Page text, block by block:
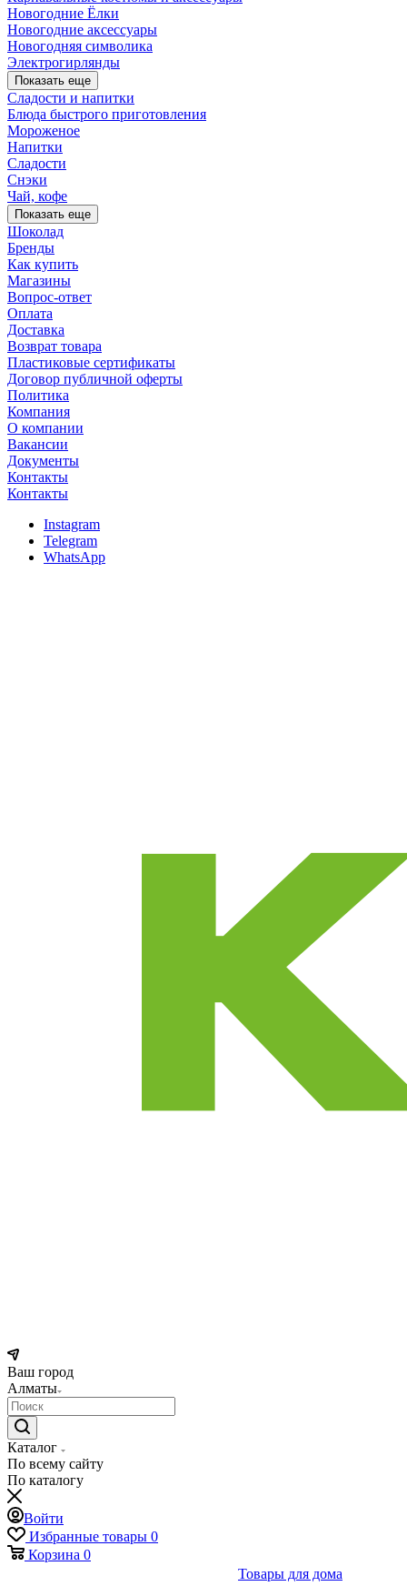
Новогодние Ёлки
Новогодние аксессуары
Новогодняя символика
Электрогирлянды
Показать еще
Сладости и напитки
Блюда быстрого приготовления
Мороженое
Напитки
Сладости
Снэки
Чай, кофе
Показать еще
Шоколад
Бренды
Как купить
Магазины
Вопрос-ответ
Оплата
Доставка
Возврат товара
Пластиковые сертификаты
Договор публичной оферты
Политика
Компания
О компании
Вакансии
Документы
Контакты
Контакты
Instagram
Telegram
WhatsApp
Ваш город
Алматы
Каталог
По всему сайту
По каталогу
Войти
Избранные товары 0
Корзина 0
Товары для дома